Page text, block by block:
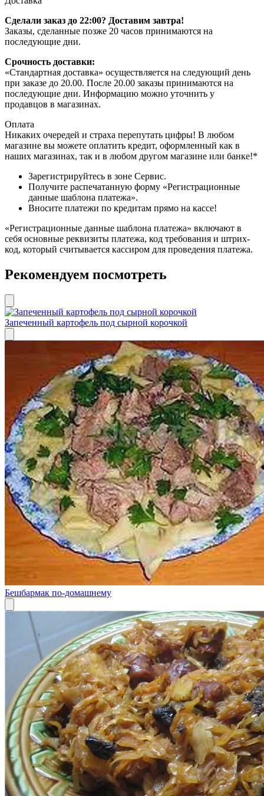
Сделали заказ до 22:00? Доставим завтра!
Заказы, сделанные позже 20 часов принимаются на
последующие дни.
Срочность доставки:
«Стандартная доставка» осуществляется на следующий день
при заказе до 20.00. После 20.00 заказы принимаются на
последующие дни. Информацию можно уточнить у
продавцов в магазинах.
Оплата
Никаких очередей и страха перепутать цифры! В любом
магазине вы можете оплатить кредит, оформленный как в
наших магазинах, так и в любом другом магазине или банке!*
Зарегистрируйтесь в зоне Сервис.
Получите распечатанную форму «Регистрационные
данные шаблона платежа».
Вносите платежи по кредитам прямо на кассе!
«Регистрационные данные шаблона платежа» включают в
себя основные реквизиты платежа, код требования и штрих-
код, который считывается кассиром для проведения платежа.
Рекомендуем посмотреть
Запеченный картофель под сырной корочкой
Бешбармак по-домашнему